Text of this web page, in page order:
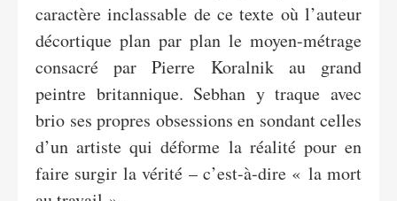
caractère inclassable de ce texte où l’auteur
décortique plan par plan le moyen-métrage
consacré par Pierre Koralnik au grand
peintre britannique. Sebhan y traque avec
brio ses propres obsessions en sondant celles
d’un artiste qui déforme la réalité pour en
faire surgir la vérité – c’est-à-dire « la mort